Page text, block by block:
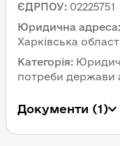
ЄДРПОУ: 02225751
Юридична адреса:
Харківська
Категорія:
потреби держави
Документи (1)